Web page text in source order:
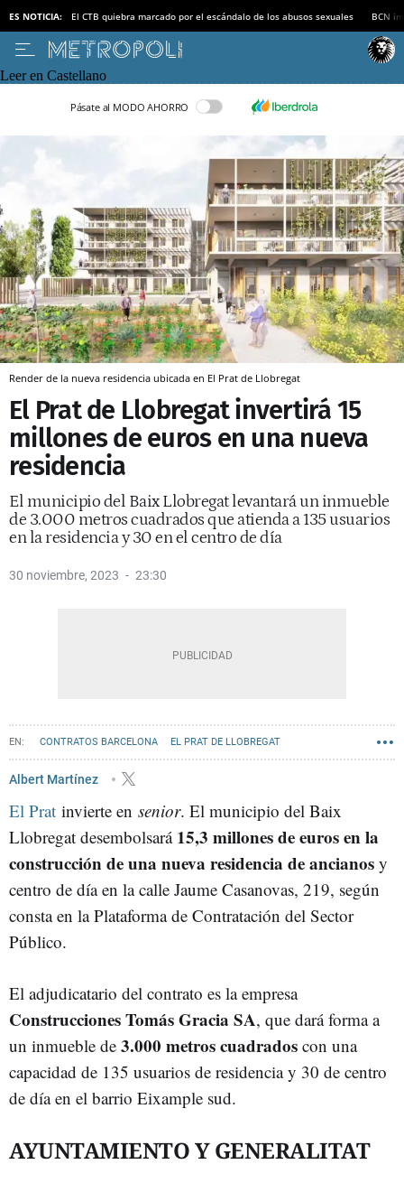
ES NOTICIA: El CTB quiebra marcado por el escándalo de los abusos sexuales BCN
Leer en Castellano
Pásate al MODO AHORRO
Render de la nueva residencia ubicada en El Prat de Llobregat
El Prat de Llobregat invertirá 15
millones de euros en una nueva
residencia
El municipio del Baix Llobregat levantará un inmueble
de 3.000 metros cuadrados que atienda a 135 usuarios
en la residencia y 30 en el centro de día
30 noviembre, 2023 23:30
CONTRATOS BARCELONA EL PRAT DE LLOBREGAT
Albert Martínez
El Prat invierte en senior. El municipio del Baix
Llobregat desembolsará 15,3 millones de euros en la
construcción de una nueva residencia de ancianos y
centro de día en la calle Jaume Casanovas, 219, según
consta en la Plataforma de Contratación del Sector
Público.
El adjudicatario del contrato es la empresa
Construcciones Tomás Gracia SA, que dará forma a
un inmueble de 3.000 metros cuadrados con una
capacidad de 135 usuarios de residencia y 30 de centro
de día en el barrio Eixample sud.
AYUNTAMIENTO Y GENERALITAT